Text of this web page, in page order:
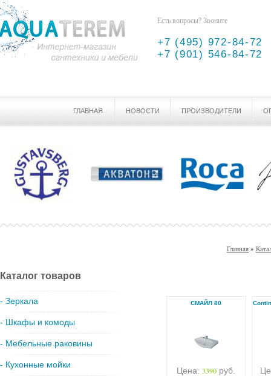
Есть вопросы? Звоните
+7 (495) 972-84-72
+7 (901) 546-84-72
ГЛАВНАЯ НОВОСТИ ПРОИЗВОДИТЕЛИ
Главная »
Каталог товаров
- Зеркала
- Шкафы и комоды
- Мебельные раковины
- Кухонные мойки
СМАЙЛ 80
Цена: 3390 руб.